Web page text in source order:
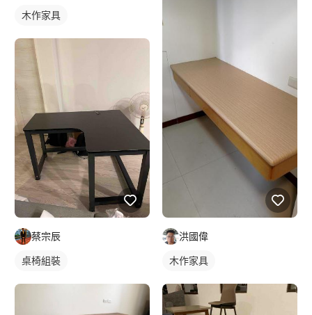
木作家具
蔡宗辰
桌椅組裝
洪國偉
木作家具